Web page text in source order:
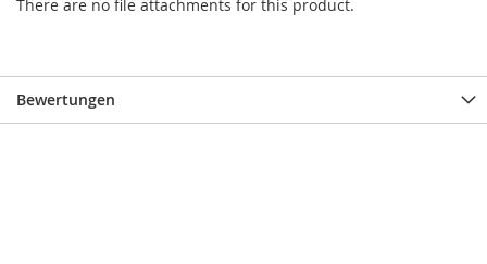
There are no file attachments for this product.
Bewertungen